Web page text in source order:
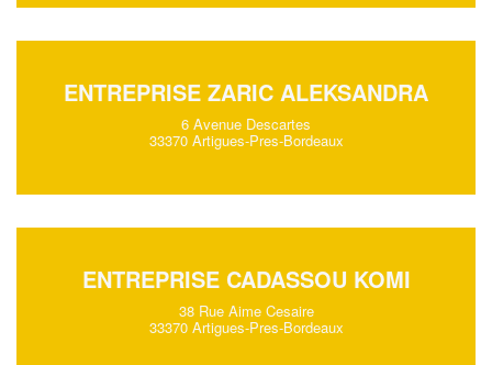
ENTREPRISE ZARIC ALEKSANDRA
6 Avenue Descartes
33370 Artigues-Pres-Bordeaux
ENTREPRISE CADASSOU KOMI
38 Rue Aime Cesaire
33370 Artigues-Pres-Bordeaux